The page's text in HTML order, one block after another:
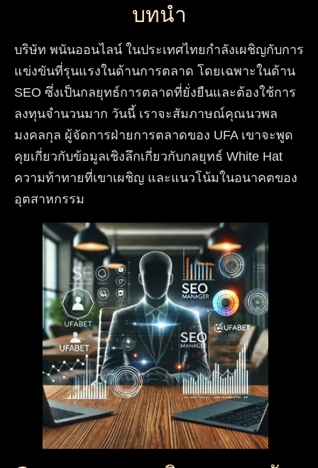
บทนำ
บริษัท พนันออนไลน์ ในประเทศไทยกำลังเผชิญกับการ
แข่งขันที่รุนแรงในด้านการตลาด โดยเฉพาะในด้าน
SEO ซึ่งเป็นกลยุทธ์การตลาดที่ยั่งยืนและต้องใช้การ
ลงทุนจำนวนมาก วันนี้ เราจะสัมภาษณ์คุณนวพล
มงคลกุล ผู้จัดการฝ่ายการตลาดของ UFA เขาจะพูด
คุยเกี่ยวกับข้อมูลเชิงลึกเกี่ยวกับกลยุทธ์ White Hat
ความท้าทายที่เขาเผชิญ และแนวโน้มในอนาคตของ
อุตสาหกรรม